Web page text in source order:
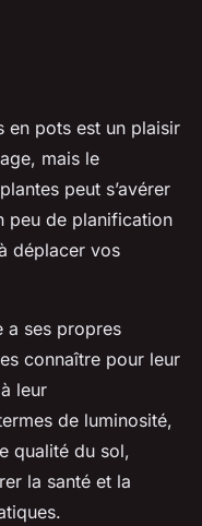
en pots est un plaisir
mais le
peut s’avérer
peu de planification
déplacer vos
a ses propres
connaître pour leur
leur
de luminosité,
qualité du sol,
la santé et la